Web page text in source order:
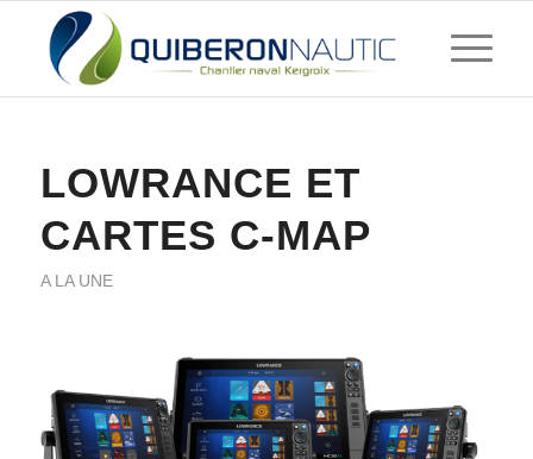
LOWRANCE ET
CARTES C-MAP
A LA UNE